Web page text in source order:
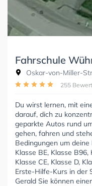
Fahrschule
Oskar-von-Miller-
255
Du wirst lernen, mit
darauf, dich zu
geparkte Autos rund
gehen, fahren und
Bedingungen um deine
Klasse BE, Klasse
Klasse CE, Klasse D,
Erste-Hilfe-Kurs in der
Gerald Sie können